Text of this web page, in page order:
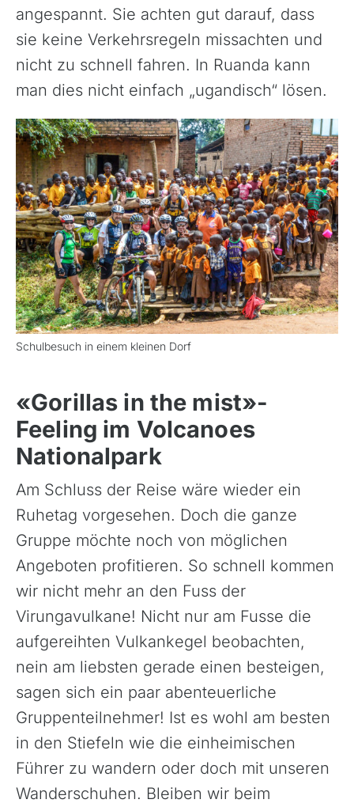
angespannt. Sie achten gut darauf, dass
sie keine Verkehrsregeln missachten und
nicht zu schnell fahren. In Ruanda kann
man dies nicht einfach „ugandisch“ lösen.
Schulbesuch in einem kleinen Dorf
«Gorillas in the mist»-
Feeling im Volcanoes
Nationalpark
Am Schluss der Reise wäre wieder ein
Ruhetag vorgesehen. Doch die ganze
Gruppe möchte noch von möglichen
Angeboten profitieren. So schnell kommen
wir nicht mehr an den Fuss der
Virungavulkane! Nicht nur am Fusse die
aufgereihten Vulkankegel beobachten,
nein am liebsten gerade einen besteigen,
sagen sich ein paar abenteuerliche
Gruppenteilnehmer! Ist es wohl am besten
in den Stiefeln wie die einheimischen
Führer zu wandern oder doch mit unseren
Wanderschuhen. Bleiben wir beim